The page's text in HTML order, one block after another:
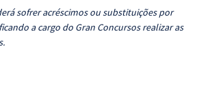
sofrer acréscimos ou substituições por
a cargo do Gran Concursos realizar as